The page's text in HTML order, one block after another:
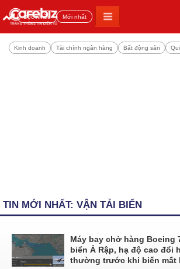
Đọc nhiều Mới nhất
Kinh doanh Tài chính ngân hàng Bất động sản
TIN MỚI NHẤT: VẬN TẢI BIỂN
Máy bay chở hàng Boeing
biển Ả Rập, hạ độ cao đổi
thường trước khi biến mất